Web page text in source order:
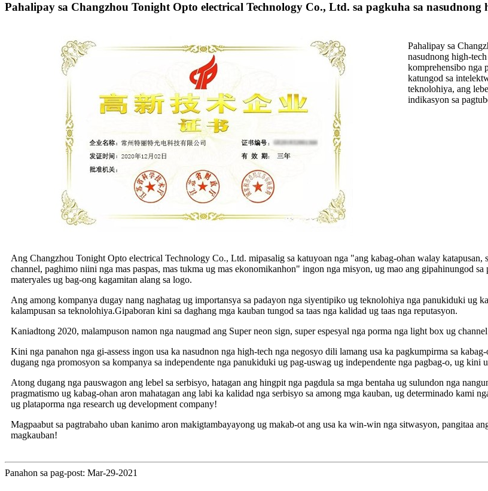
Pahalipay sa Changzhou Tonight Opto electrical Technology Co., Ltd. sa pagkuha sa nasudnong
Pahalipay sa
nasudnong high-
komprehensibo nga
katungod sa
teknolohiya, ang
indikasyon sa
Ang Changzhou Tonight Opto electrical Technology Co., Ltd. mipasalig sa katuyoan nga "ang kabag-ohan walay katapusan,
channel, paghimo niini nga mas paspas, mas tukma ug mas ekonomikanhon" ingon nga misyon, ug mao ang gipahinungod
materyales ug bag-ong kagamitan alang sa logo.
Ang among kompanya dugay nang naghatag ug importansya sa padayon nga siyentipiko ug teknolohiya nga panukiduki ug
kalampusan sa teknolohiya.Gipaboran kini sa daghang mga kauban tungod sa taas nga kalidad ug taas nga reputasyon.
Kaniadtong 2020, malampuson namon nga naugmad ang Super neon sign, super espesyal nga porma nga light box ug
Kini nga panahon nga gi-assess ingon usa ka nasudnon nga high-tech nga negosyo dili lamang usa ka pagkumpirma sa
dugang nga promosyon sa kompanya sa independente nga panukiduki ug pag-uswag ug independente nga pagbag-o, ug kini
Atong dugang nga pauswagon ang lebel sa serbisyo, hatagan ang hingpit nga pagdula sa mga bentaha ug sulundon nga
pragmatismo ug kabag-ohan aron mahatagan ang labi ka kalidad nga serbisyo sa among mga kauban, ug determinado kami
ug plataporma nga research ug development company!
Magpaabut sa pagtrabaho uban kanimo aron makigtambayayong ug makab-ot ang usa ka win-win nga sitwasyon, pangitaa
magkauban!
Panahon sa pag-post: Mar-29-2021